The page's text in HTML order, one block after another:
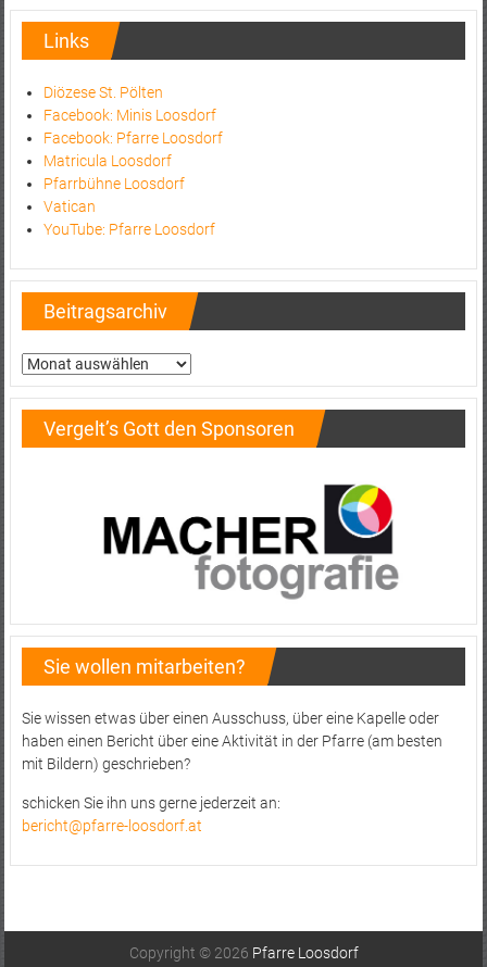
Links
Diözese St. Pölten
Facebook: Minis Loosdorf
Facebook: Pfarre Loosdorf
Matricula Loosdorf
Pfarrbühne Loosdorf
Vatican
YouTube: Pfarre Loosdorf
Beitragsarchiv
Beitragsarchiv
Vergelt’s Gott den Sponsoren
Sie wollen mitarbeiten?
Sie wissen etwas über einen Ausschuss, über eine Kapelle oder
haben einen Bericht über eine Aktivität in der Pfarre (am besten
mit Bildern) geschrieben?
schicken Sie ihn uns gerne jederzeit an:
bericht@pfarre-loosdorf.at
Copyright © 2026 Pfarre Loosdorf